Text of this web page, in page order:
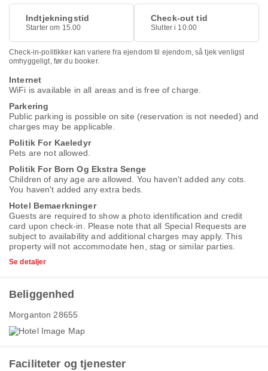
Indtjekningstid
Starter om 15.00
Check-out tid
Slutter i 10.00
Check-in-politikker kan variere fra ejendom til ejendom, så tjek venligst
omhyggeligt, før du booker.
Internet
WiFi is available in all areas and is free of charge.
Parkering
Public parking is possible on site (reservation is not needed) and
charges may be applicable.
Politik For Kaeledyr
Pets are not allowed.
Politik For Born Og Ekstra Senge
Children of any age are allowed. You haven't added any cots.
You haven't added any extra beds.
Hotel Bemaerkninger
Guests are required to show a photo identification and credit
card upon check-in. Please note that all Special Requests are
subject to availability and additional charges may apply. This
property will not accommodate hen, stag or similar parties.
Se detaljer
Beliggenhed
Morganton 28655
Faciliteter og tjenester